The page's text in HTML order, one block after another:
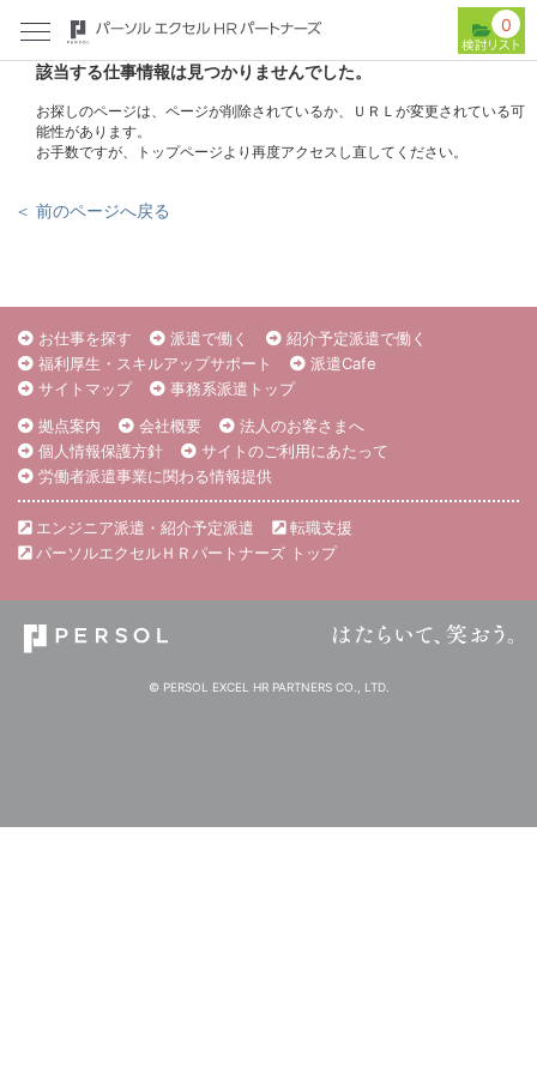
0
該当する仕事情報は見つかりませんでした。
お探しのページは、ページが削除されているか、ＵＲＬが変更されている可
能性があります。
お手数ですが、トップページより再度アクセスし直してください。
＜ 前のページへ戻る
お仕事を探す 派遣で働く
紹介予定派遣で働く
福利厚生・スキルアップサポート
派遣Cafe
サイトマップ
事務系派遣トップ
拠点案内
会社概要
法人のお客さまへ
個人情報保護方針
サイトのご利用にあたって
労働者派遣事業に関わる情報提供
エンジニア派遣・紹介予定派遣
転職支援
パーソルエクセルＨＲパートナーズ トップ
© PERSOL EXCEL HR PARTNERS CO., LTD.